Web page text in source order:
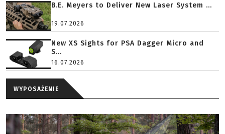
B.E. Meyers to Deliver New Laser System ...
19.07.2026
New XS Sights for PSA Dagger Micro and
S...
16.07.2026
WYPOSAŻENIE